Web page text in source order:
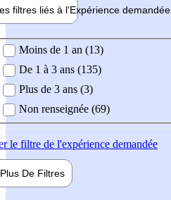
filtres liés à l'Expérience demandée
demandée
Moins de 1 an (13)
De 1 à 3 ans (135)
Plus de 3 ans (3)
Non renseignée (69)
le filtre de l'expérience demandée
Plus De Filtres